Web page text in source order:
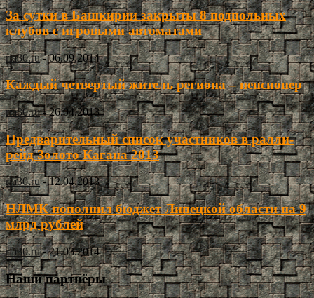
За сутки в Башкирии закрыты 8 подпольных
клубов с игровыми автоматами
ria30.ru - 06.09.2014
Каждый четвертый житель региона – пенсионер
ria30.ru - 26.04.2013
Предварительный список участников в ралли-
рейд Золото Кагана 2013
ria30.ru - 12.04.2013
НЛМК пополнил бюджет Липецкой области на 9
млрд рублей
ria30.ru - 21.03.2014
Наши партнёры